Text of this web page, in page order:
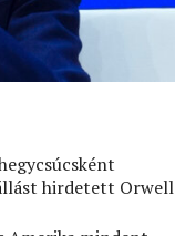
hirdetett Orwell